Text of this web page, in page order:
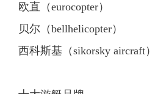
欧直（eurocopter）
贝尔（bellhelicopter）
西科斯基（sikorsky aircraft）